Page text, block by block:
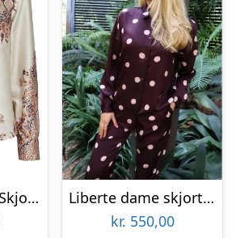
LIBERTÃ Dame Skjorte Wennise – Creme paisley
Liberte dame skjorte 22349 Dotti – PLUM ROSE BIG DOT
kr. 550,00